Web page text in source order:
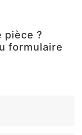
pièce ?
formulaire